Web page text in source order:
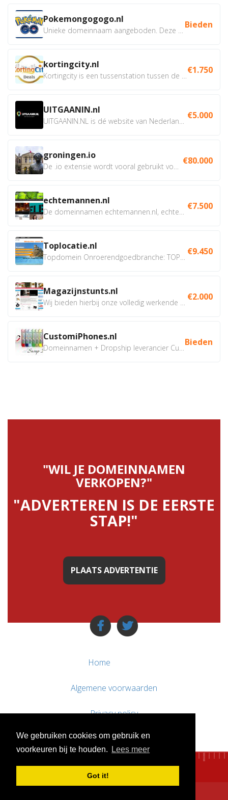
We gebruiken cookies om gebruik en
voorkeuren bij te houden.
Lees meer
Got it!
Pokemongogogo.nl Bieden
kortingcity.nl €1.750
UITGAANIN.nl €5.000
groningen.io €80.000
echtemannen.nl €7.500
Toplocatie.nl €9.450
Magazijnstunts.nl €2.000
CustomiPhones.nl Bieden
"WIL JE DOMEINNAMEN
VERKOPEN?"
"ADVERTEREN IS DE EERSTE
STAP!"
PLAATS ADVERTENTIE
Home
Algemene voorwaarden
Privacy policy
Contact / Support